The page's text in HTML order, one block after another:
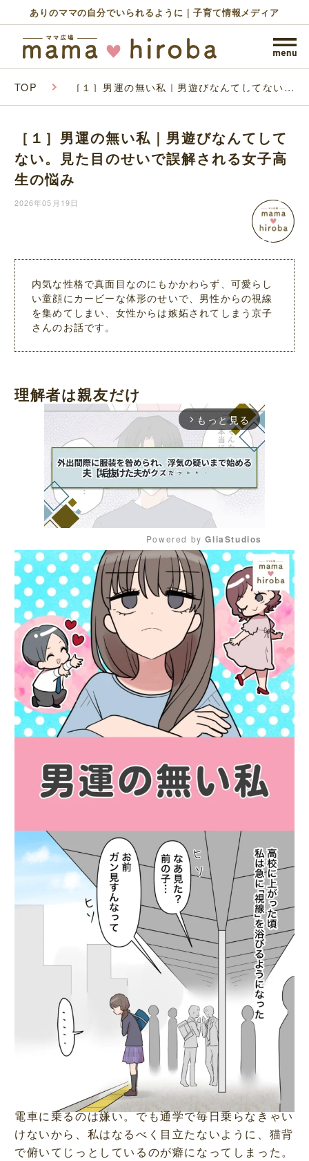
ありのママの自分でいられるように｜子育て情報メディア
TOP ［１］男運の無い私｜男遊びなんてしてない。
［１］男運の無い私｜男遊びなんてして
ない。見た目のせいで誤解される女子高
生の悩み
2026年05月19日
内気な性格で真面目なのにもかかわらず、可愛らし
い童顔にカービーな体形のせいで、男性からの視線
を集めてしまい、女性からは嫉妬されてしまう京子
さんのお話です。
理解者は親友だけ
arrow_forward_ios もっと見る
M
u
t
e
Powered by GliaStudios
電車に乗るのは嫌い。でも通学で毎日乗らなきゃい
けないから、私はなるべく目立たないように、猫背
で俯いてじっとしているのが癖になってしまった。